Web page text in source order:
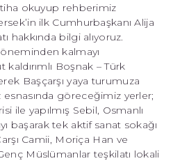
okuyup rehberimiz
ilk Cumhurbaşkanı Alija
hakkında bilgi alıyoruz.
kalmayı
Boşnak – Türk
Başçarşı yaya turumuza
esnasında göreceğimiz yerler;
ile yapılmış Sebil, Osmanlı
başarak tek aktif sanat sokağı
Camii, Moriça Han ve
Müslümanlar teşkilatı lokali